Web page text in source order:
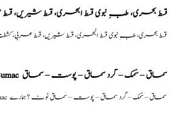
قسط بحری، طبِ نبوی قسط البحری، قسط شیریں،
قسط بحری، طبِ نبوی قسط البحری، قسط شیریں، قسط عربی،
Sumaq, Sumac سماق – سُمک – گرد سماق – پوست – سماق
Sumaq, Sumac سماق – سُمک – گرد سماق – پوست – سماق نوٹ ؟ ہمارے